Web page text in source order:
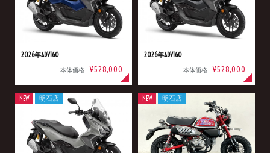
2026年ADV160
本体価格 ¥528,000
2026年ADV160
本体価格 ¥528,000
NEW 明石店 NEW 明石店